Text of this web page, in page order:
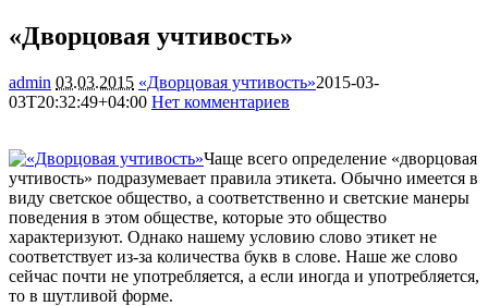
«Дворцовая учтивость»
admin 03.03.2015 «Дворцовая учтивость»2015-03-
03T20:32:49+04:00 Нет комментариев
Чаще всего определение «дворцовая
учтивость» подразумевает правила этикета. Обычно имеется в
виду светское общество, а соответственно и светские манеры
поведения в этом обществе, которые это общество
характеризуют. Однако нашему условию слово этикет не
соответствует из-за количества букв в слове. Наше же слово
сейчас почти не употребляется, а если иногда и употребляется,
то в шутливой форме.